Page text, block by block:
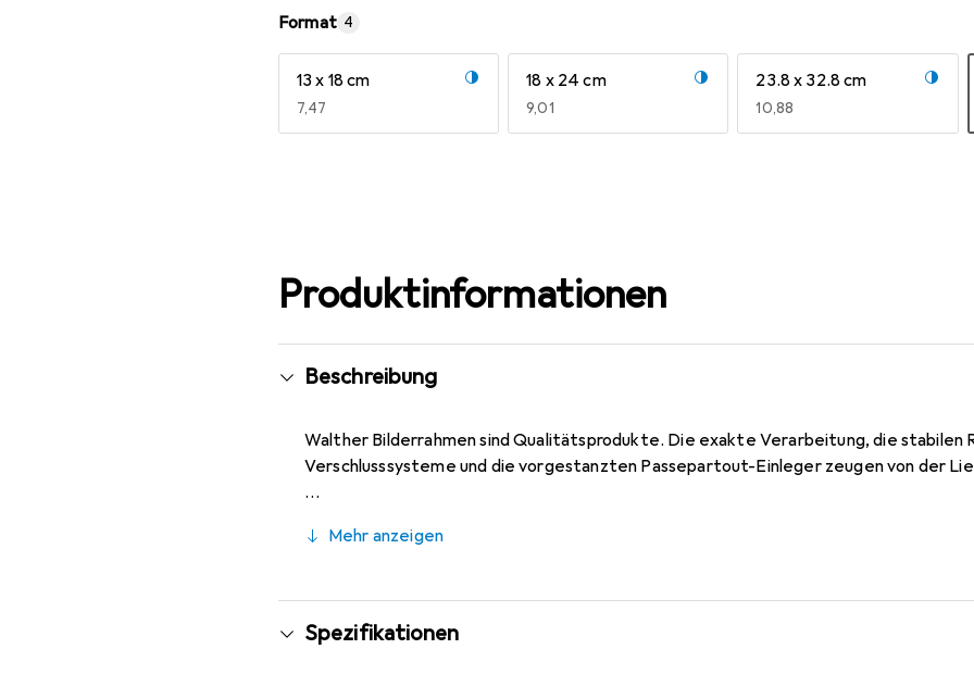
Format 4
13 x 18 cm
EUR
7,47
18 x 24 cm
EUR
9,01
23.8 x 32.8 cm
EUR
10,88
Produktinformationen
Beschreibung
Walther Bilderrahmen sind Qualitätsprodukte. Die exakte Verarbeitung, die stabilen
Verschlusssysteme und die vorgestanzten Passepartout-Einleger zeugen von der
Mehr anzeigen
Spezifikationen